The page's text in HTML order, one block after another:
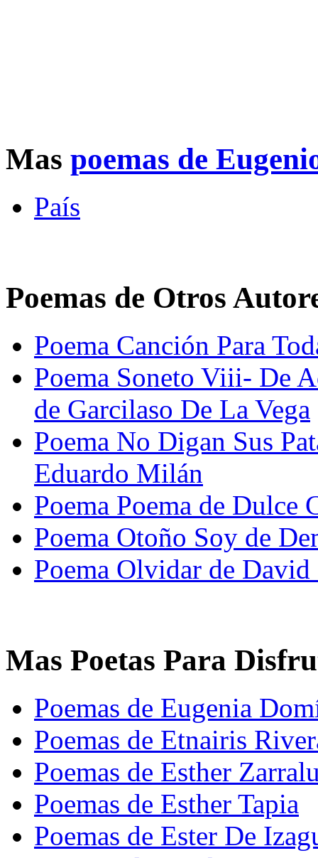
Mas poemas de
País
Poemas de Otros
Poema Canción Para
Poema Soneto Viii- De
de Garcilaso De La Vega
Poema No Digan Sus
Eduardo Milán
Poema Poema de Dulce
Poema Otoño Soy de
Poema Olvidar de David
Mas Poetas Para
Poemas de Eugenia
Poemas de Etnairis
Poemas de Esther
Poemas de Esther Tapia
Poemas de Ester De